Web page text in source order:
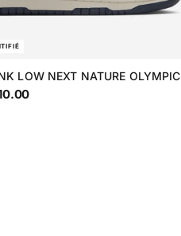
LOW NEXT NATURE OLYMPIC